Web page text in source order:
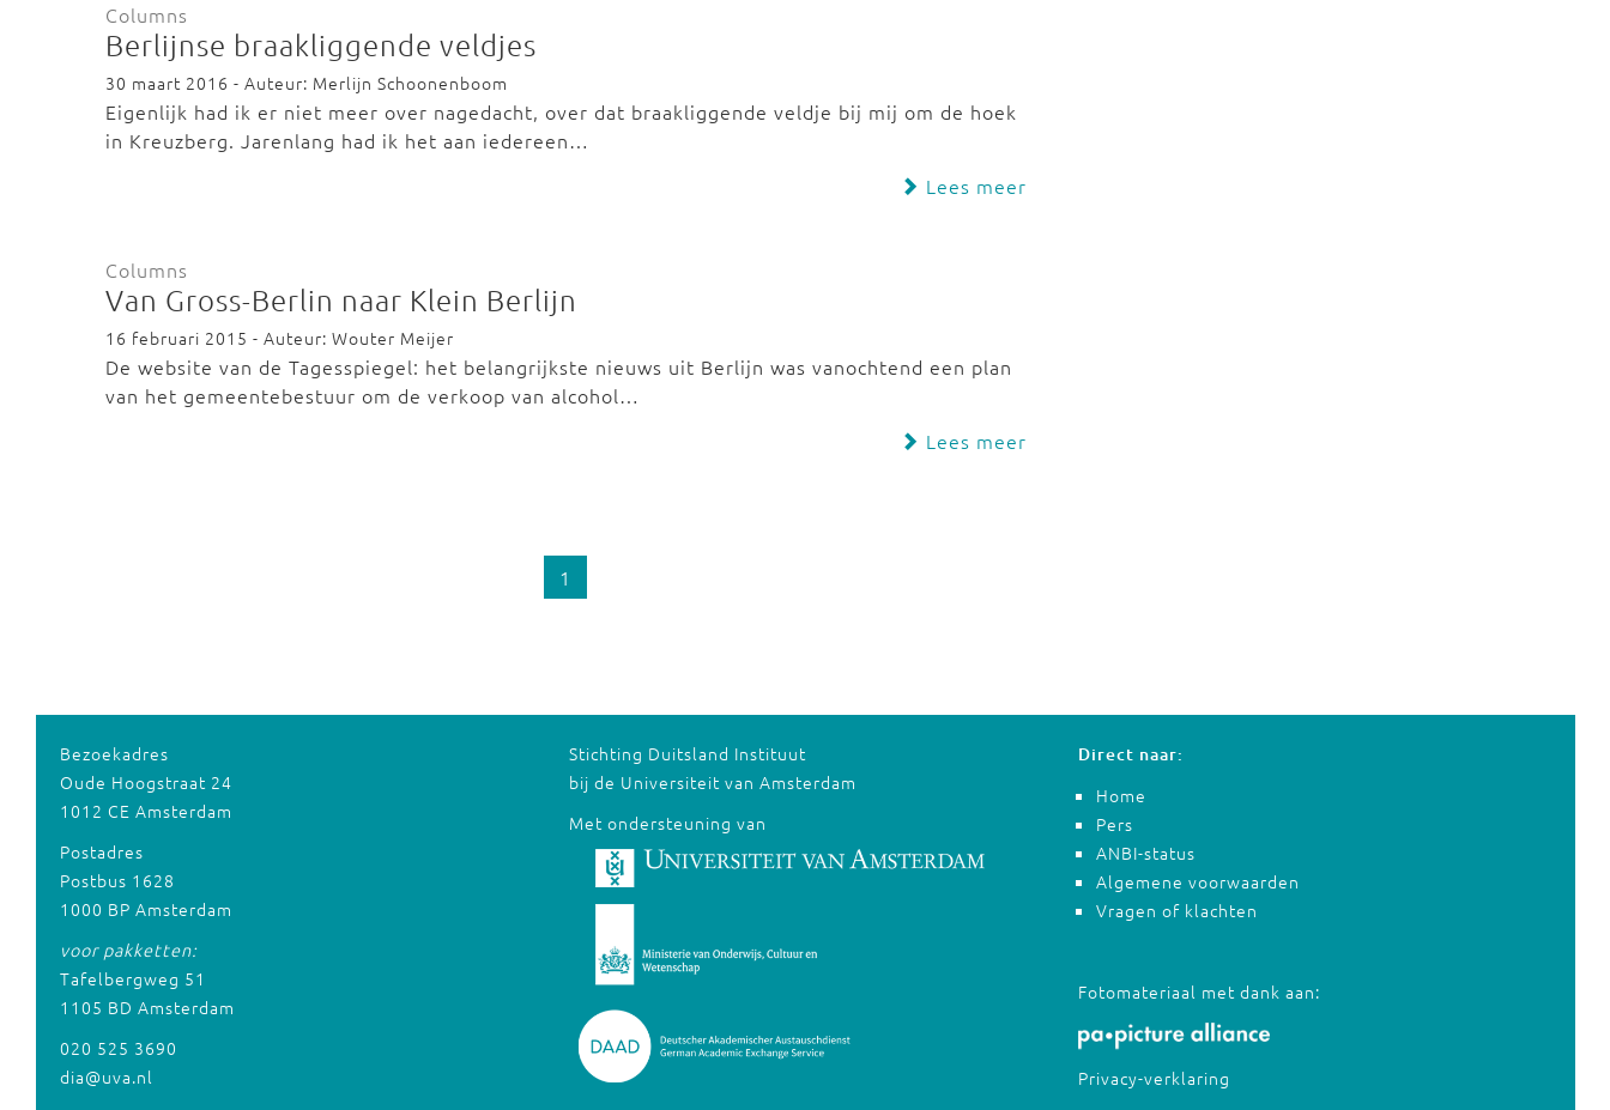
Columns
Berlijnse braakliggende veldjes
30 maart 2016 - Auteur: Merlijn Schoonenboom
Eigenlijk had ik er niet meer over nagedacht, over dat braakliggende veldje bij mij om de hoek
in Kreuzberg. Jarenlang had ik het aan iedereen…
Lees meer
Columns
Van Gross-Berlin naar Klein Berlijn
16 februari 2015 - Auteur: Wouter Meijer
De website van de Tagesspiegel: het belangrijkste nieuws uit Berlijn was vanochtend een plan
van het gemeentebestuur om de verkoop van alcohol…
Lees meer
1
Bezoekadres
Oude Hoogstraat 24
1012 CE Amsterdam
Postadres
Postbus 1628
1000 BP Amsterdam
voor pakketten:
Tafelbergweg 51
1105 BD Amsterdam
020 525 3690
dia@uva.nl
Stichting Duitsland Instituut
bij de Universiteit van Amsterdam
Met ondersteuning van
Direct naar:
Home
Pers
ANBI-status
Algemene voorwaarden
Vragen of klachten
Fotomateriaal met dank aan:
Privacy-verklaring